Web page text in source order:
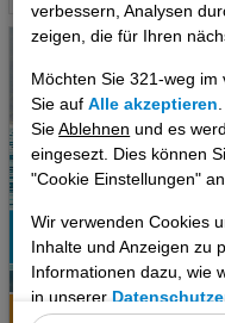
verbessern, Analysen
zeigen, die für Ihren
Möchten Sie 321-weg
Sie aufAlle akzeptieren
SieAblehnen und es
eingesezt. Dies können
"Cookie Einstellungen"
Wir verwenden Cookies
Inhalte und Anzeigen zu
Informationen dazu, wie
in unserer
Hotelinfo